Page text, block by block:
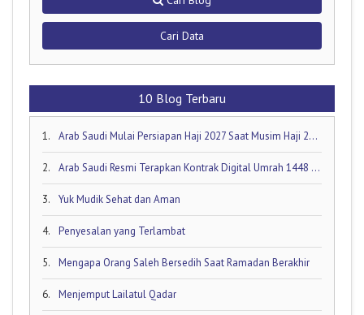
Cari Data
10 Blog Terbaru
1. Arab Saudi Mulai Persiapan Haji 2027 Saat Musim Haji 2026 Masih Berjalan!
2. Arab Saudi Resmi Terapkan Kontrak Digital Umrah 1448 H: Visa Dibuka Akhir Mei 2026
3. Yuk Mudik Sehat dan Aman
4. Penyesalan yang Terlambat
5. Mengapa Orang Saleh Bersedih Saat Ramadan Berakhir
6. Menjemput Lailatul Qadar